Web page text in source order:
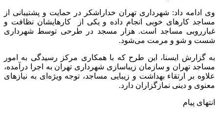
وی ادامه داد: شهرداری تهران خداراشکر در حمایت و پشتیبانی از
مساجد کارهای خوبی انجام داده و یکی از کارهایشان نظافت و
غبارروبی مساجد است. هزار مسجد در طرحی توسط شهرداری
شست و شو و مرمت می‌شود.
به گزارش ایسنا، این طرح که با همکاری مرکز رسیدگی به امور
مساجد تهران و سازمان زیباسازی شهرداری تهران به اجرا درآمده،
علاوه بر ارتقاء بهداشت و زیبایی مساجد، توجه ویژه‌ای به نیازهای
معنوی و دینی نمازگزاران دارد.
انتهای پیام